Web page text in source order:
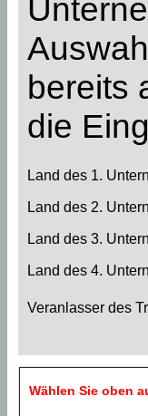
bereits
die
Land des 1.
Land des 2.
Land des 3.
Land des 4.
Veranlasser des
Wählen Sie oben